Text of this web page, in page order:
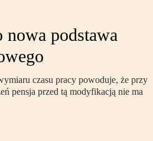
nowa podstawa
czasu pracy powoduje, że przy
pensja przed tą modyfikacją nie ma